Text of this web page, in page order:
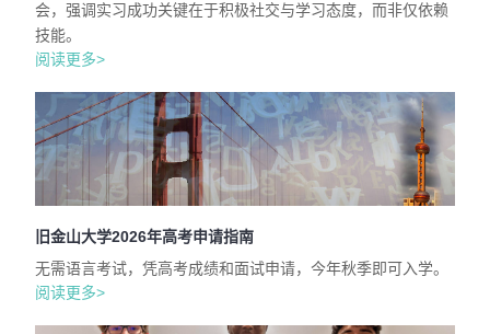
会，强调实习成功关键在于积极社交与学习态度，而非仅依赖
技能。
阅读更多>
旧金山大学2026年高考申请指南
无需语言考试，凭高考成绩和面试申请，今年秋季即可入学。
阅读更多>